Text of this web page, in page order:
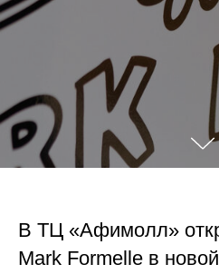
В ТЦ «Афимолл»
Mark Formelle в